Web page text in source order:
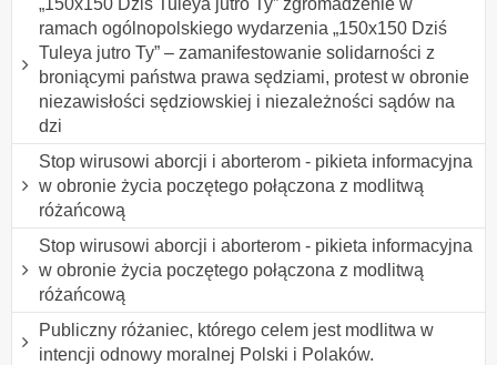
ramach ogólnopolskiego wydarzenia „150x150 Dziś
Tuleya jutro Ty” – zamanifestowanie solidarności z
broniącymi państwa prawa sędziami, protest w obronie
niezawisłości sędziowskiej i niezależności sądów na
dzi
Stop wirusowi aborcji i aborterom - pikieta informacyjna
w obronie życia poczętego połączona z modlitwą
różańcową
Stop wirusowi aborcji i aborterom - pikieta informacyjna
w obronie życia poczętego połączona z modlitwą
różańcową
Publiczny różaniec, którego celem jest modlitwa w
intencji odnowy moralnej Polski i Polaków.